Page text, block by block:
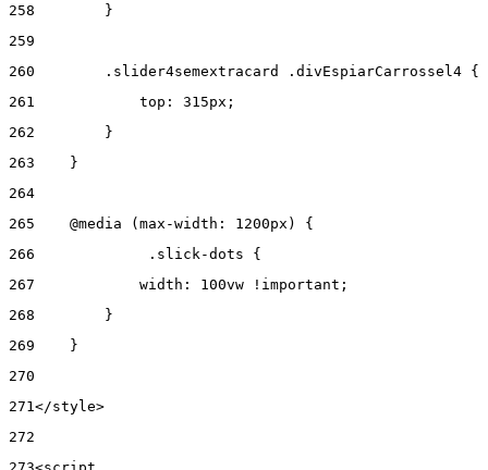
258
        }
259
260
        .slider4semextracard .divEspiarCarrossel4 {
261
            top: 315px;
262
        }
263
    }
264
265
    @media (max-width: 1200px) {
266
      	.slick-dots {
267
            width: 100vw !important;
268
        }
269
    }
270
271 </style>
272